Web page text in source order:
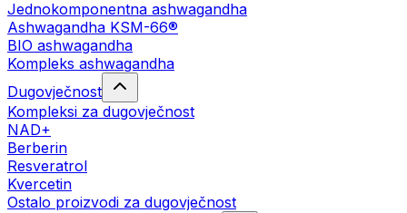
Jednokomponentna ashwagandha
Ashwagandha KSM-66®
BIO ashwagandha
Kompleks ashwagandha
Dugovječnost
Kompleksi za dugovječnost
NAD+
Berberin
Resveratrol
Kvercetin
Ostalo proizvodi za dugovječnost